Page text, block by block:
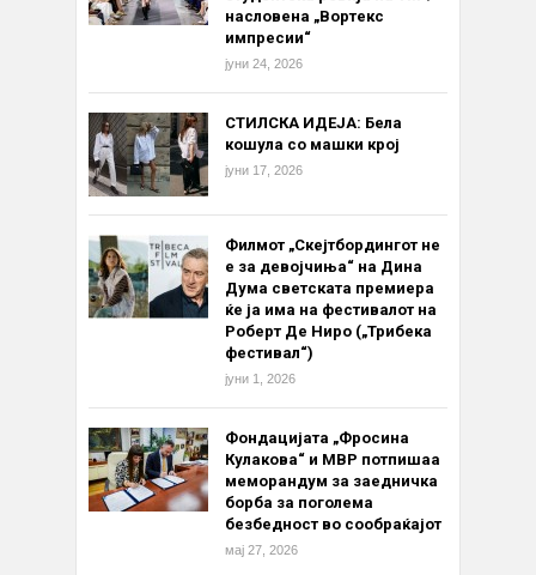
насловена „Вортекс
импресии“
јуни 24, 2026
СТИЛСКА ИДЕЈА: Бела
кошула со машки крој
јуни 17, 2026
Филмот „Скејтбордингот не
е за девојчиња“ на Дина
Дума светската премиера
ќе ја има на фестивалот на
Роберт Де Ниро („Трибека
фестивал“)
јуни 1, 2026
Фондацијата „Фросина
Кулакова“ и МВР потпишаа
меморандум за заедничка
борба за поголема
безбедност во сообраќајот
мај 27, 2026